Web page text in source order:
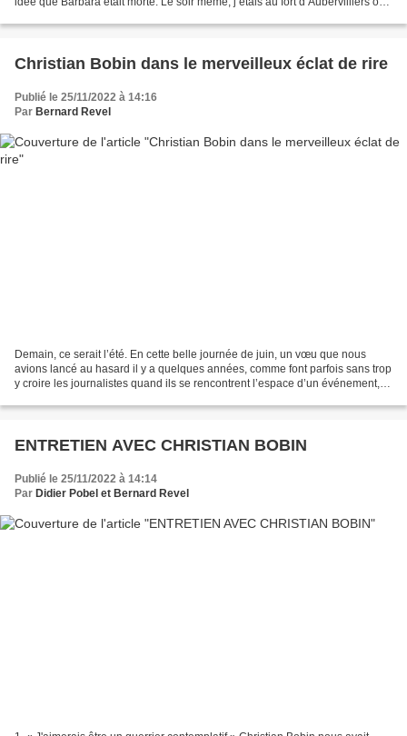
Christian Bobin dans le merveilleux éclat de rire
Publié le 25/11/2022 à 14:16
Par Bernard Revel
Demain, ce serait l’été. En cette belle journée de juin, un vœu que nous
avions lancé au hasard il y a quelques années, comme font parfois sans trop
y croire les journalistes quand ils se rencontrent l’espace d’un événement,
ENTRETIEN AVEC CHRISTIAN BOBIN
Publié le 25/11/2022 à 14:14
Par Didier Pobel et Bernard Revel